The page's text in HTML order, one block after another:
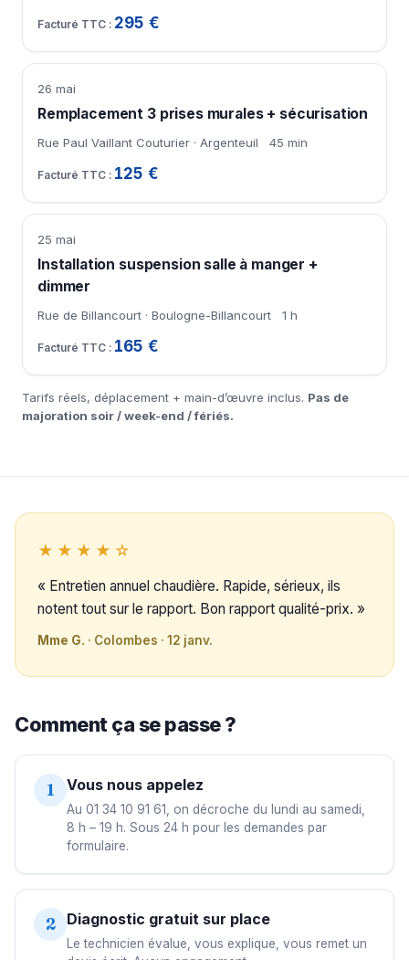
295 €
26 mai
Remplacement 3 prises murales + sécurisation
Rue Paul Vaillant Couturier · Argenteuil 45 min
125 €
25 mai
Installation suspension salle à manger +
dimmer
Rue de Billancourt · Boulogne-Billancourt 1 h
165 €
Tarifs réels, déplacement + main-d’œuvre inclus. Pas de
majoration soir / week-end / fériés.
★★★★☆
« Entretien annuel chaudière. Rapide, sérieux, ils
notent tout sur le rapport. Bon rapport qualité-prix. »
Mme G. · Colombes · 12 janv.
Comment ça se passe ?
1 Vous nous appelez
Au 01 34 10 91 61, on décroche du lundi au samedi,
8 h – 19 h. Sous 24 h pour les demandes par
formulaire.
2 Diagnostic gratuit sur place
Le technicien évalue, vous explique, vous remet un